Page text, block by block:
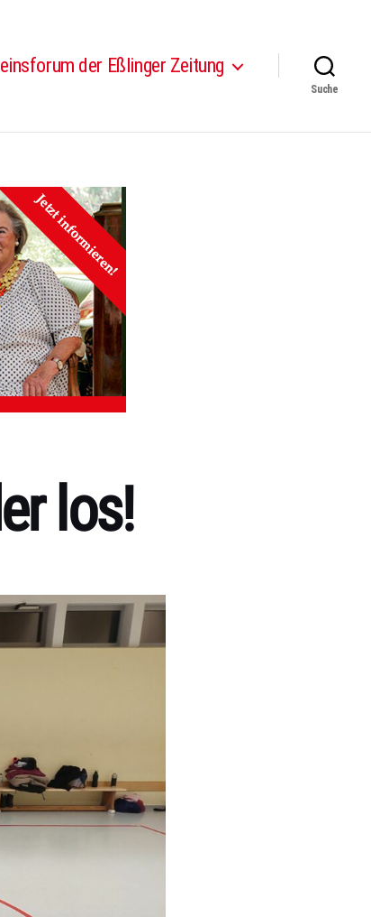
der Eßlinger Zeitung
Suche
los!